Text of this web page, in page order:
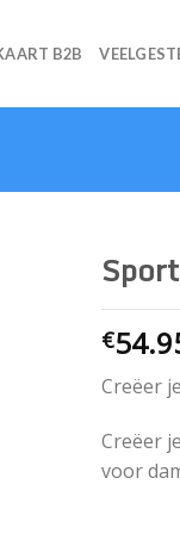
B2B
€
Creëer
Creëer
voor